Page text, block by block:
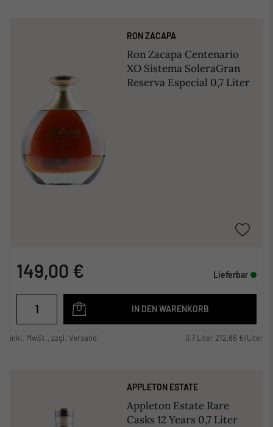
RON ZACAPA
Ron Zacapa Centenario
XO Sistema SoleraGran
Reserva Especial 0,7 Liter
149,00 € Lieferbar
IN DEN WARENKORB
inkl. MwSt., zzgl. Versand 0,7 Liter 212,86 €/Liter
APPLETON ESTATE
Appleton Estate Rare
Casks 12 Years 0,7 Liter